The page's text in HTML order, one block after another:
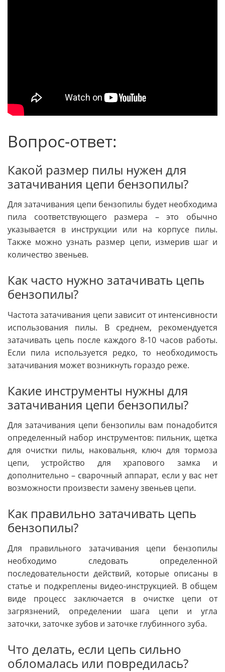
Вопрос-ответ:
Какой размер пилы нужен для
затачивания цепи бензопилы?
Для затачивания цепи бензопилы будет необходима
пила соответствующего размера – это обычно
указывается в инструкции или на корпусе пилы.
Также можно узнать размер цепи, измерив шаг и
количество звеньев.
Как часто нужно затачивать цепь
бензопилы?
Частота затачивания цепи зависит от интенсивности
использования пилы. В среднем, рекомендуется
затачивать цепь после каждого 8-10 часов работы.
Если пила используется редко, то необходимость
затачивания может возникнуть гораздо реже.
Какие инструменты нужны для
затачивания цепи бензопилы?
Для затачивания цепи бензопилы вам понадобится
определенный набор инструментов: пильник, щетка
для очистки пилы, наковальня, ключ для тормоза
цепи, устройство для храпового замка и
дополнительно – сварочный аппарат, если у вас нет
возможности произвести замену звеньев цепи.
Как правильно затачивать цепь
бензопилы?
Для правильного затачивания цепи бензопилы
необходимо следовать определенной
последовательности действий, которые описаны в
статье и подкреплены видео-инструкцией. В общем
виде процесс заключается в очистке цепи от
загрязнений, определении шага цепи и угла
заточки, заточке зубов и заточке глубинного зуба.
Что делать, если цепь сильно
обломалась или повредилась?